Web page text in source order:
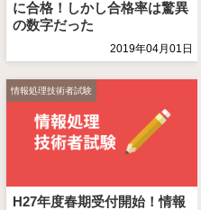
に合格！しかし合格率は驚異
の数字だった
2019年04月01日
情報処理技術者試験
H27年度春期受付開始！情報